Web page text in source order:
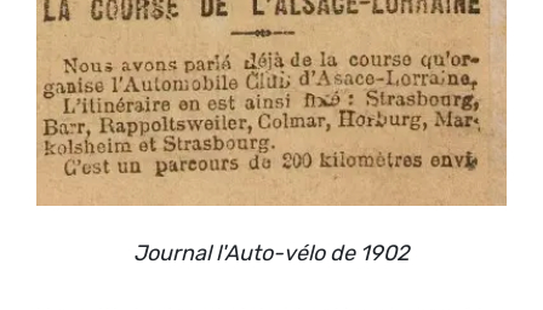
Journal l'Auto-vélo de 1902